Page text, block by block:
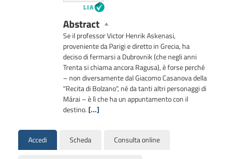
Abstract
Se il professor Victor Henrik Askenasi,
proveniente da Parigi e diretto in Grecia, ha
deciso di fermarsi a Dubrovnik (che negli anni
Trenta si chiama ancora Ragusa), è forse perché
– non diversamente dal Giacomo Casanova della
"Recita di Bolzano", né da tanti altri personaggi di
Márai – è lì che ha un appuntamento con il
destino. [...]
Accedi Scheda Consulta online